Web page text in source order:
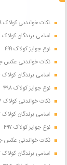
نکات خواندنی کولاک ۴۹۹
اسامی برندگان کولاک ۴۹۵
نوع جوایز کولاک ۴۹۹
نکات خواندنی عکس
اسامی برندگان کولاک ۴۹۴
نوع جوایز کولاک ۴۹۸
نکات خواندنی کولاک ۴۹۷
اسامی برندگان کولاک ۴۹۳
نوع جوایز کولاک ۴۹۷
نکات خواندنی عکس
اسامی برندگان کولاک ۴۹۲